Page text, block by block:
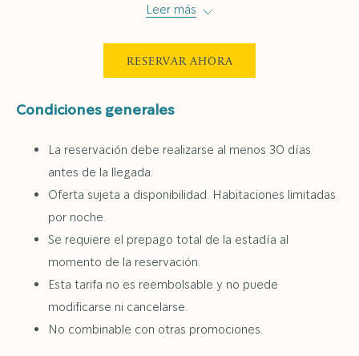
33% de descuento en nuestra tarifa más baja no
Exclusivo para miembros AMBR
Fechas importantes
Período de reservación:
antes de la llegada
Período de viaje:
Categorías disponibles
Esta oferta está disponible en todos los tipos de habitaciones,
desde acogedores estudios hasta amplias suites.
Leer más
RESERVAR AHORA
Condiciones generales
La reservación debe realizarse al menos 30 días
antes de la llegada.
Oferta sujeta a disponibilidad. Habitaciones limitadas
por noche.
Se requiere el prepago total de la estadía al
momento de la reservación.
Esta tarifa no es reembolsable y no puede
modificarse ni cancelarse.
No combinable con otras promociones.